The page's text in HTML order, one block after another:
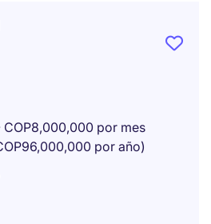
COP8,000,000 por mes
por año)